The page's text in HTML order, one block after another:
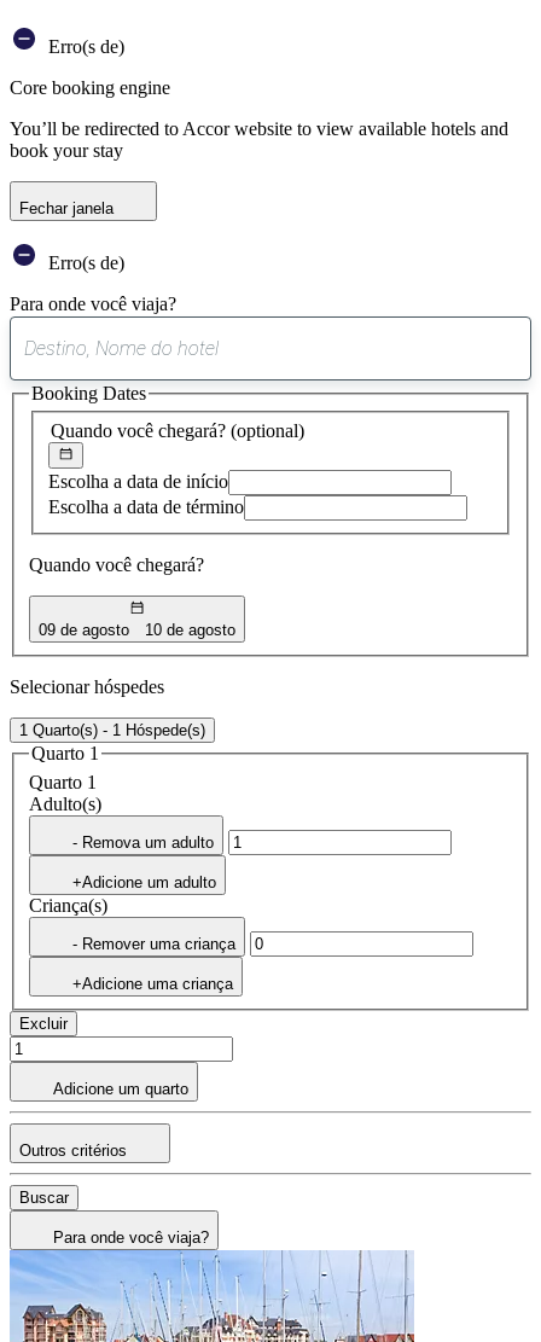
Erro(s de)
Core booking engine
You’ll be redirected to Accor website to view available hotels and
book your stay
Fechar janela
Erro(s de)
Para onde você viaja?
sugestão
encontrada
Quando você chegará? (optional)
Escolha a data de início
Escolha a data de término
Quando você chegará?
09 de agosto 10 de agosto
Booking Dates
Selecionar hóspedes
1 Quarto(s) - 1 Hóspede(s)
Quarto 1
Quarto 1
Adulto(s)
- Remova um adulto
+Adicione um adulto
Criança(s)
- Remover uma criança
+Adicione uma criança
Excluir
Adicione um quarto
Outros critérios
Buscar
Para onde você viaja?